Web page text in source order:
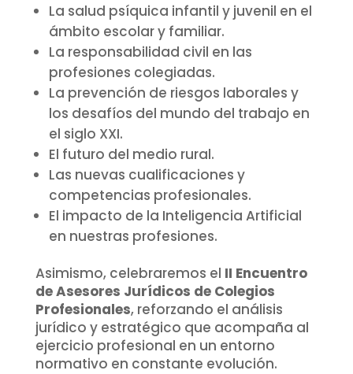
La salud psíquica infantil y juvenil en el
ámbito escolar y familiar.
La responsabilidad civil en las
profesiones colegiadas.
La prevención de riesgos laborales y
los desafíos del mundo del trabajo en
el siglo XXI.
El futuro del medio rural.
Las nuevas cualificaciones y
competencias profesionales.
El impacto de la Inteligencia Artificial
en nuestras profesiones.
Asimismo, celebraremos el II Encuentro
de Asesores Jurídicos de Colegios
Profesionales, reforzando el análisis
jurídico y estratégico que acompaña al
ejercicio profesional en un entorno
normativo en constante evolución.